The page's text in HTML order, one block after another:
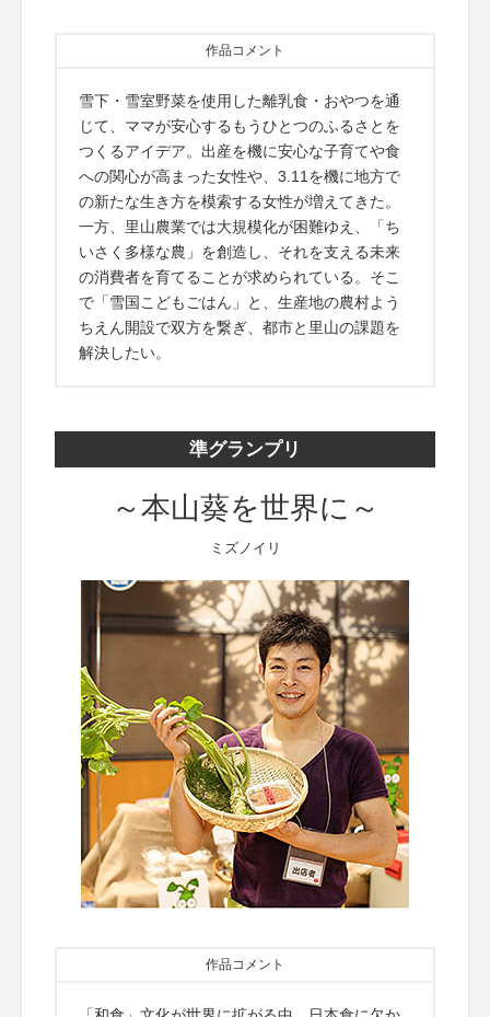
作品コメント
雪下・雪室野菜を使用した離乳食・おやつを通
じて、ママが安心するもうひとつのふるさとを
つくるアイデア。出産を機に安心な子育てや食
への関心が高まった女性や、3.11を機に地方で
の新たな生き方を模索する女性が増えてきた。
一方、里山農業では大規模化が困難ゆえ、「ち
いさく多様な農」を創造し、それを支える未来
の消費者を育てることが求められている。そこ
で「雪国こどもごはん」と、生産地の農村よう
ちえん開設で双方を繋ぎ、都市と里山の課題を
解決したい。
準グランプリ
～本山葵を世界に～
ミズノイリ
作品コメント